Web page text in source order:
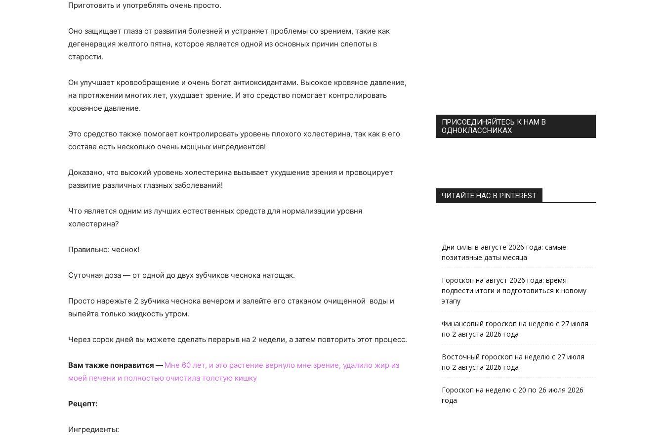
Приготовить и употреблять очень просто.
Оно защищает глаза от развития болезней и устраняет проблемы со зрением, такие как
дегенерация желтого пятна, которое является одной из основных причин слепоты в
старости.
Он улучшает кровообращение и очень богат антиоксидантами. Высокое кровяное давление,
на протяжении многих лет, ухудшает зрение. И это средство помогает контролировать
кровяное давление.
Это средство также помогает контролировать уровень плохого холестерина, так как в его
составе есть несколько очень мощных ингредиентов!
Доказано, что высокий уровень холестерина вызывает ухудшение зрения и провоцирует
развитие различных глазных заболеваний!
Что является одним из лучших естественных средств для нормализации уровня
холестерина?
Правильно: чеснок!
Суточная доза — от одной до двух зубчиков чеснока натощак.
Просто нарежьте 2 зубчика чеснока вечером и залейте его стаканом очищенной воды и
выпейте только жидкость утром.
Через сорок дней вы можете сделать перерыв на 2 недели, а затем повторить этот процесс.
Вам также понравится — Мне 60 лет, и это растение вернуло мне зрение, удалило жир из
моей печени и полностью очистила толстую кишку
Рецепт:
Ингредиенты:
ПРИСОЕДИНЯЙТЕСЬ К НАМ В
ОДНОКЛАССНИКАХ
ЧИТАЙТЕ НАС В PINTEREST
Дни силы в августе 2026 года: самые
позитивные даты месяца
Гороскоп на август 2026 года: время
подвести итоги и подготовиться к новому
этапу
Финансовый гороскоп на неделю с 27 июля
по 2 августа 2026 года
Восточный гороскоп на неделю с 27 июля
по 2 августа 2026 года
Гороскоп на неделю с 20 по 26 июля 2026
года